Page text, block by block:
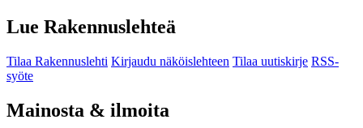
Lue Rakennuslehteä
Tilaa Rakennuslehti Kirjaudu näköislehteen Tilaa uutiskirje RSS-
syöte
Mainosta & ilmoita